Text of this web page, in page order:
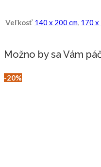
Veľkosť 140 x 200 cm, 170 x
Možno by sa Vám
20%